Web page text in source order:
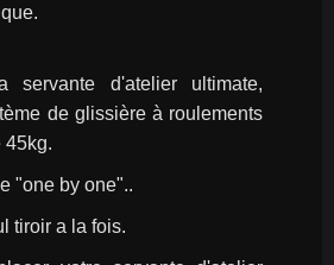
servante d'atelier ultimate,
de glissière à roulements
45kg.
"one by one"..
tiroir a la fois.